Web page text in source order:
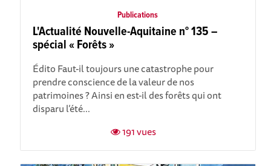
Publications
L'Actualité Nouvelle-Aquitaine n° 135 –
spécial « Forêts »
Édito Faut-il toujours une catastrophe pour
prendre conscience de la valeur de nos
patrimoines ? Ainsi en est-il des forêts qui ont
disparu l’été...
191 vues